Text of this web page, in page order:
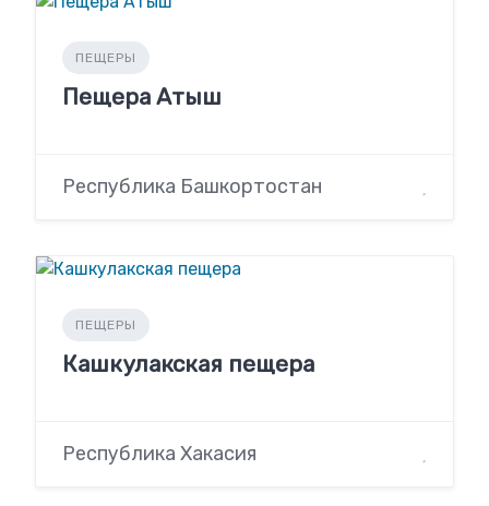
ПЕЩЕРЫ
Пещера Атыш
Республика Башкортостан
ПЕЩЕРЫ
Кашкулакская пещера
Республика Хакасия